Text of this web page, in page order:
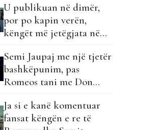
re!
U publikuan në dimër,
por po kapin verën,
këngët më jetëgjata në
Semi Jaupaj me një tjetër
bashkëpunim, pas
Romeos tani me Don
Ja si e kanë komentuar
fansat këngën e re të